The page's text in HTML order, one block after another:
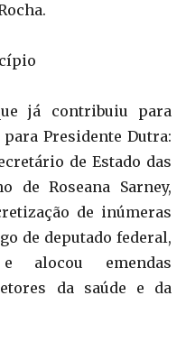
já contribuiu para
Presidente Dutra:
de Estado das
de Roseana Sarney,
de inúmeras
de deputado federal,
alocou emendas
da saúde e da